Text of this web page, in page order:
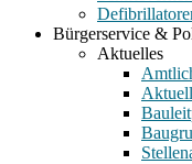
Bürgerservice &
Aktuelles